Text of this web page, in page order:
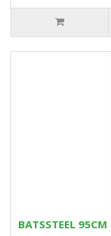
BATSSTEEL 95CM